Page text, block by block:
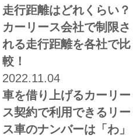
走行距離はどれくらい？
カーリース会社で制限さ
れる走行距離を各社で比
較！
2022.11.04
車を借り上げるカーリー
ス契約で利用できるリー
ス車のナンバーは「わ」